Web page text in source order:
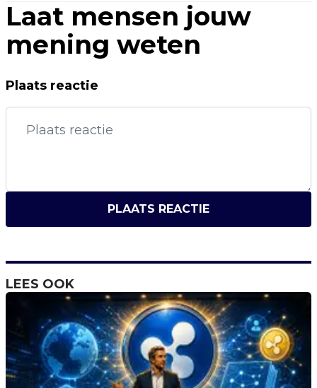
Laat mensen jouw
mening weten
Plaats reactie
PLAATS REACTIE
LEES OOK